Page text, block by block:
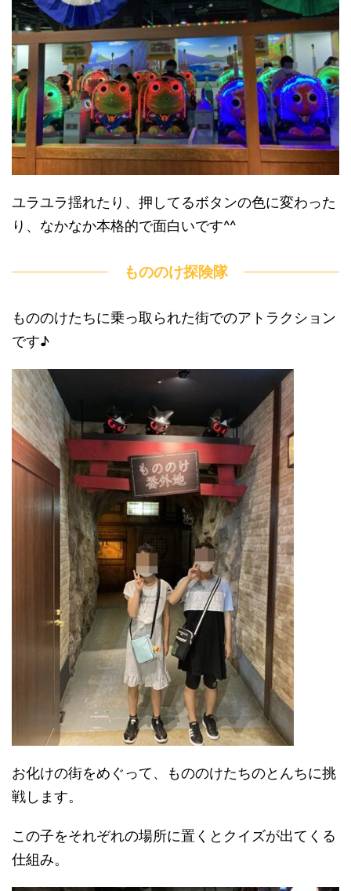
ユラユラ揺れたり、押してるボタンの色に変わった
り、なかなか本格的で面白いです^^
もののけ探険隊
もののけたちに乗っ取られた街でのアトラクション
です♪
お化けの街をめぐって、もののけたちのとんちに挑
戦します。
この子をそれぞれの場所に置くとクイズが出てくる
仕組み。